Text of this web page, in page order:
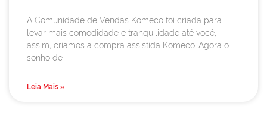
A Comunidade de Vendas Komeco foi criada para
levar mais comodidade e tranquilidade até você,
assim, criamos a compra assistida Komeco. Agora o
sonho de
Leia Mais »